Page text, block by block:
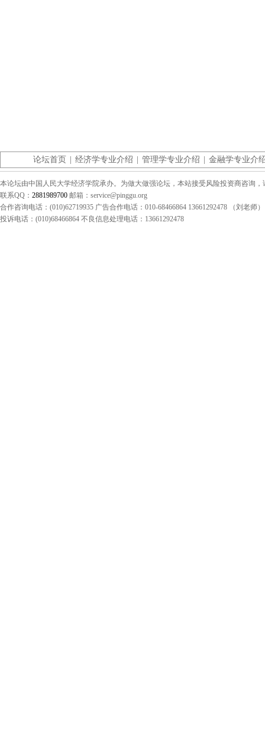
论坛首页 经济学专业介绍 管理学专业介绍 金融学专业介
本论坛由中国人民大学经济学院承办。为做大做强论坛，本站接受风险投资商咨询，
联系QQ： 2881989700 邮箱：service@pinggu.org
合作咨询电话：(010)62719935 广告合作电话：010-68466864 13661292478 （刘老师）
投诉电话：(010)68466864 不良信息处理电话：13661292478